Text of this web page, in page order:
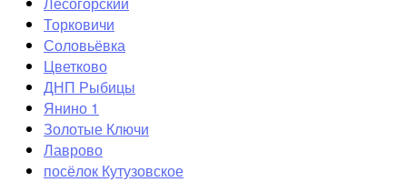
Торковичи
Соловьёвка
Цветково
ДНП Рыбицы
Янино 1
Золотые Ключи
Лаврово
посёлок Кутузовское